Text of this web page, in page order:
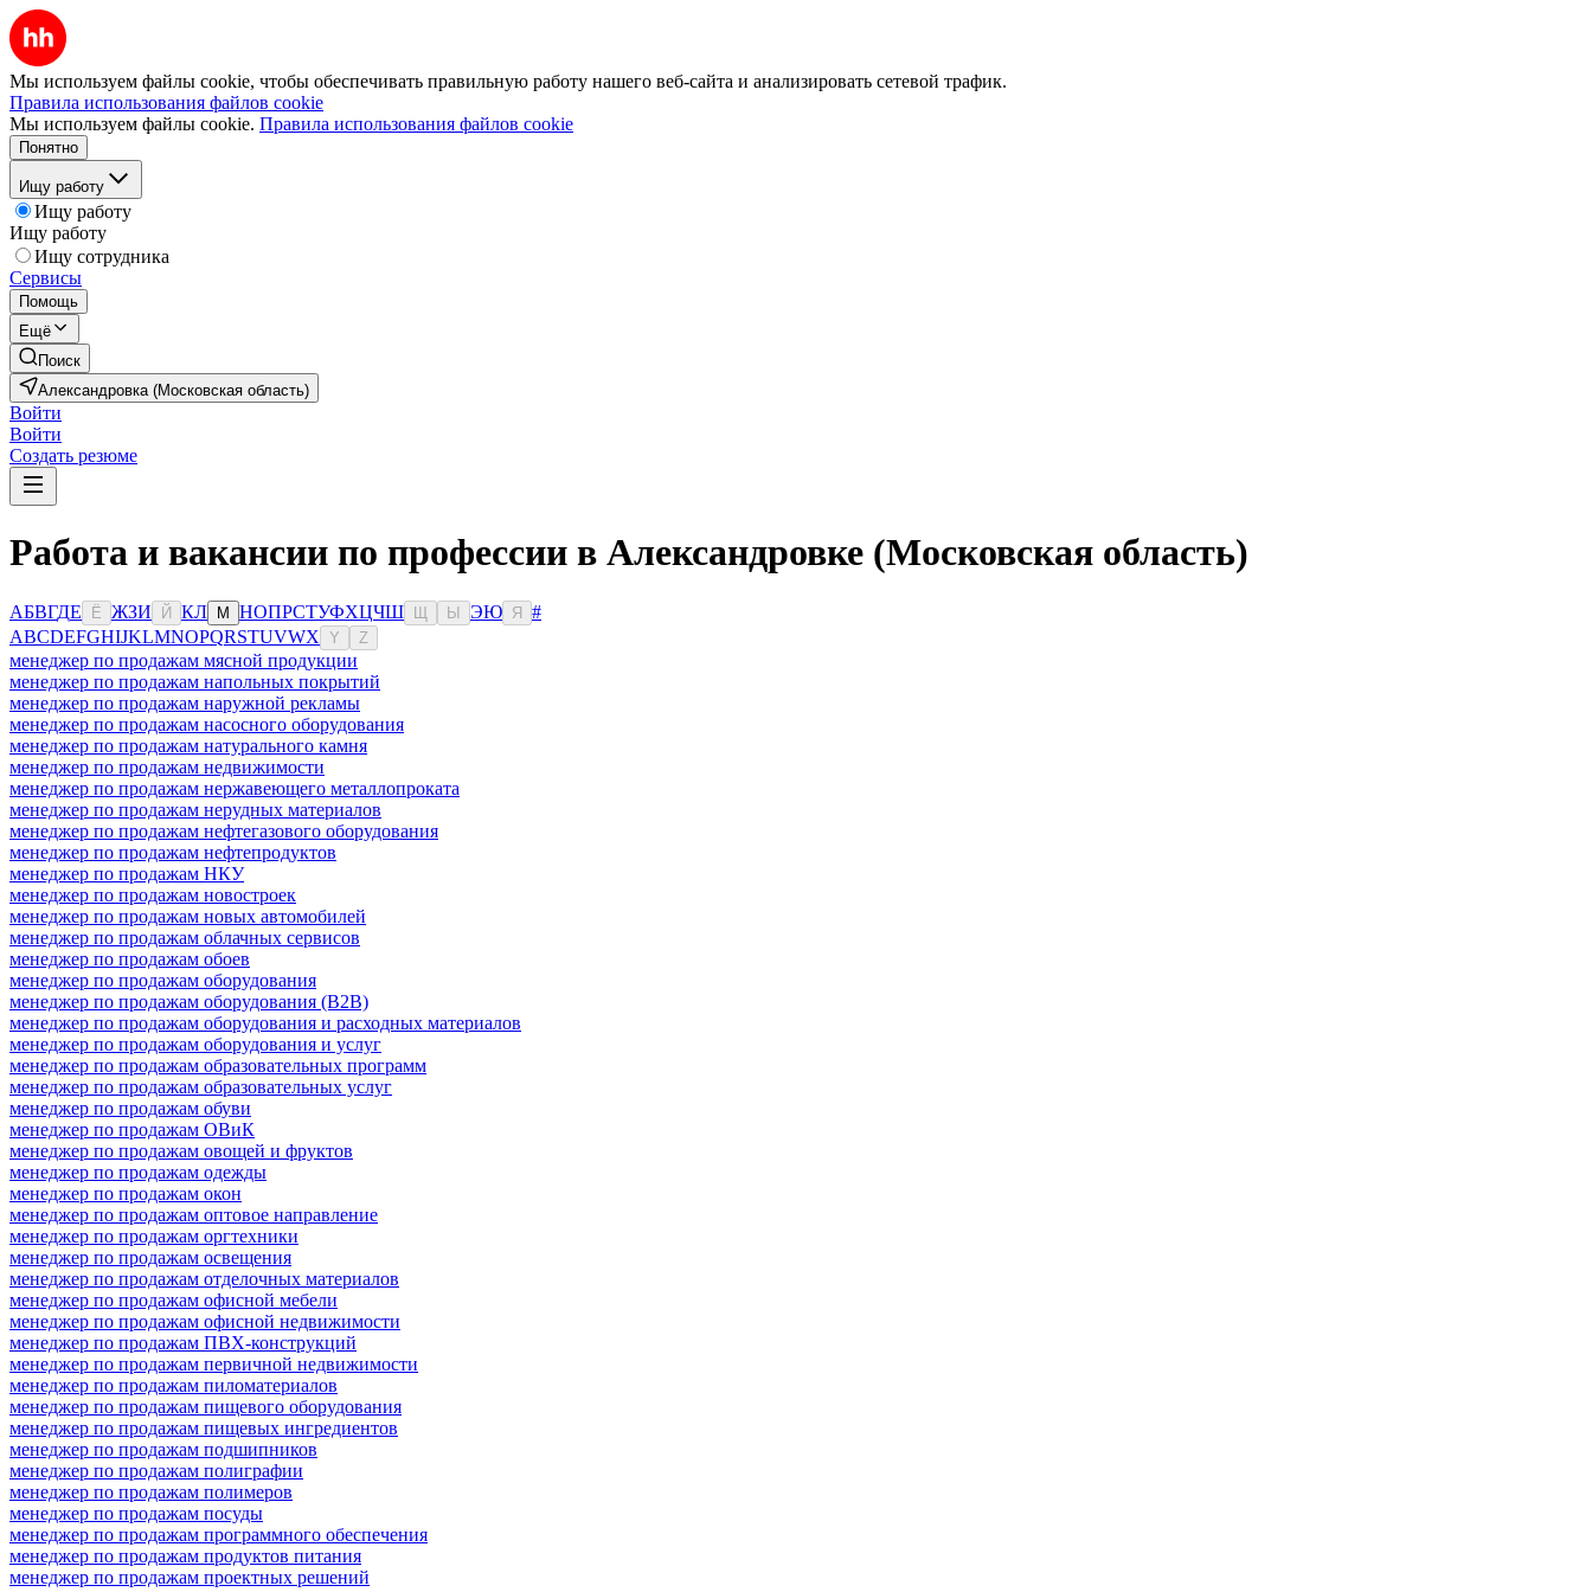
Мы используем файлы cookie, чтобы обеспечивать правильную работу нашего веб-сайта и анализировать сетевой трафик.
Правила использования файлов cookie
Мы используем файлы cookie. Правила использования файлов cookie
Понятно
Ищу работу
Ищу работу
Ищу работу
Ищу сотрудника
Сервисы
Помощь
Ещё
Поиск
Александровка (Московская область)
Войти
Войти
Создать резюме
Работа и вакансии по профессии в Александровке (Московская область)
АБВГДЕ Ё ЖЗИ Й КЛ М НОПРСТУФХЦЧШ Ы ЭЮ Я
#
ABCDEFGHIJKLMNOPQRSTUVWX Y Z
менеджер по продажам мясной продукции
менеджер по продажам напольных покрытий
менеджер по продажам наружной рекламы
менеджер по продажам насосного оборудования
менеджер по продажам натурального камня
менеджер по продажам недвижимости
менеджер по продажам нержавеющего металлопроката
менеджер по продажам нерудных материалов
менеджер по продажам нефтегазового оборудования
менеджер по продажам нефтепродуктов
менеджер по продажам НКУ
менеджер по продажам новостроек
менеджер по продажам новых автомобилей
менеджер по продажам облачных сервисов
менеджер по продажам обоев
менеджер по продажам оборудования
менеджер по продажам оборудования (B2B)
менеджер по продажам оборудования и расходных материалов
менеджер по продажам оборудования и услуг
менеджер по продажам образовательных программ
менеджер по продажам образовательных услуг
менеджер по продажам обуви
менеджер по продажам ОВиК
менеджер по продажам овощей и фруктов
менеджер по продажам одежды
менеджер по продажам окон
менеджер по продажам оптовое направление
менеджер по продажам оргтехники
менеджер по продажам освещения
менеджер по продажам отделочных материалов
менеджер по продажам офисной мебели
менеджер по продажам офисной недвижимости
менеджер по продажам ПВХ-конструкций
менеджер по продажам первичной недвижимости
менеджер по продажам пиломатериалов
менеджер по продажам пищевого оборудования
менеджер по продажам пищевых ингредиентов
менеджер по продажам подшипников
менеджер по продажам полиграфии
менеджер по продажам полимеров
менеджер по продажам посуды
менеджер по продажам программного обеспечения
менеджер по продажам продуктов питания
менеджер по продажам проектных решений